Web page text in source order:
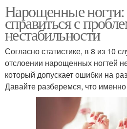
Нарощенные ногти:
справиться с
нестабильности
Согласно статистике, в 8 из 10
отслоении нарощенных ногтей
который допускает ошибки на
Давайте разберемся, что